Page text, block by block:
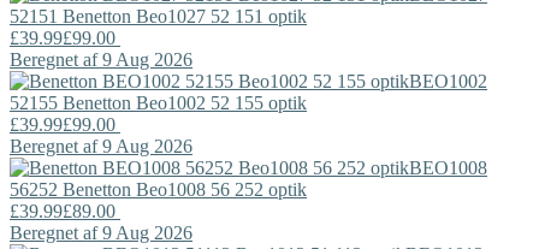
52151 Benetton Beo1027 52 151 optik
£39.99£99.00
Beregnet af 9 Aug 2026
BEO1002
52155 Benetton Beo1002 52 155 optik
£39.99£99.00
Beregnet af 9 Aug 2026
BEO1008
56252 Benetton Beo1008 56 252 optik
£39.99£89.00
Beregnet af 9 Aug 2026